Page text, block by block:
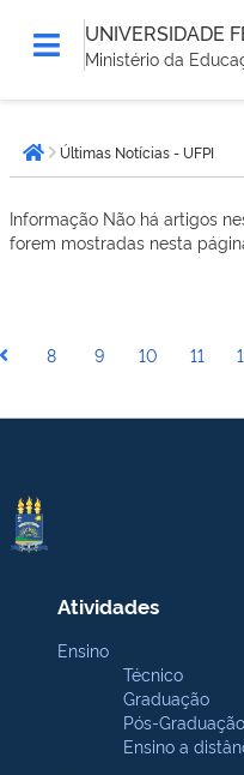
UNIVERSIDADE
Ministério da
está
aqui:Página inicial
Últimas Notícias - UFPI
Informação Não há artigos
forem mostradas nesta
8 9 10 11
Atividades
Ensino
Técnico
Graduação
Pós-Graduação
Ensino a